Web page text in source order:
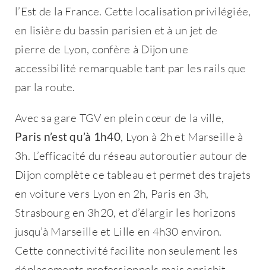
l’Est de la France. Cette localisation privilégiée,
en lisière du bassin parisien et à un jet de
pierre de Lyon, confère à Dijon une
accessibilité remarquable tant par les rails que
par la route.
Avec sa gare TGV en plein cœur de la ville,
Paris n’est qu’à 1h40, Lyon à 2h et Marseille à
3h. L’efficacité du réseau autoroutier autour de
Dijon complète ce tableau et permet des trajets
en voiture vers Lyon en 2h, Paris en 3h,
Strasbourg en 3h20, et d’élargir les horizons
jusqu’à Marseille et Lille en 4h30 environ.
Cette connectivité facilite non seulement les